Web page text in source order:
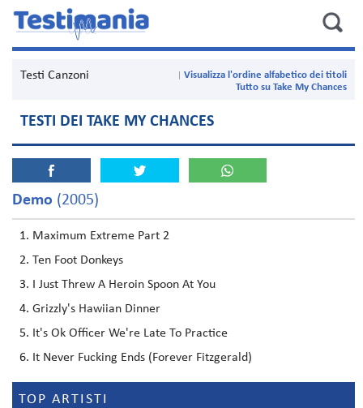
Testi Canzoni
Visualizza l'ordine alfabetico dei titoli
Tutto su Take My Chances
TESTI DEI TAKE MY CHANCES
Demo (2005)
Maximum Extreme Part 2
Ten Foot Donkeys
I Just Threw A Heroin Spoon At You
Grizzly's Hawiian Dinner
It's Ok Officer We're Late To Practice
It Never Fucking Ends (Forever Fitzgerald)
TOP ARTISTI